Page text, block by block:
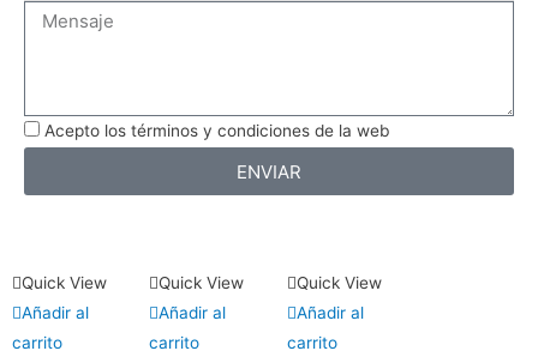
Message
Acepto los términos y condiciones de la web
ENVIAR
Quick View
Añadir al
carrito
Quick View
Añadir al
carrito
Quick View
Añadir al
carrito